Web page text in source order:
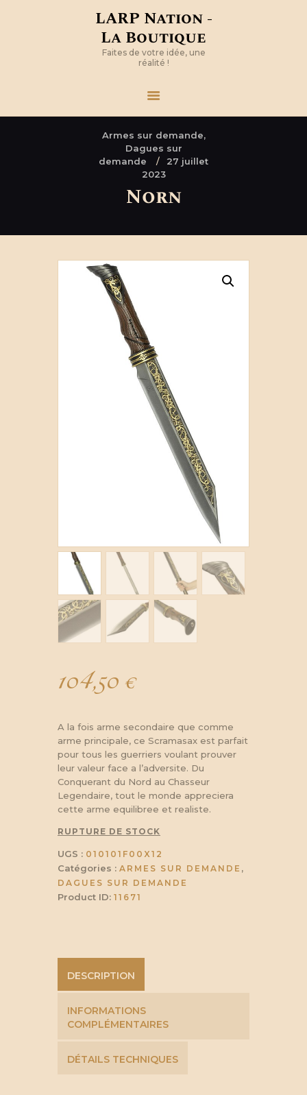
LARP Nation -
La Boutique
Faites de votre idée, une
réalité !
Armes sur demande,
Dagues sur
demande
27 juillet
2023
Norn
104,50€
A la fois arme secondaire que comme
arme principale, ce Scramasax est parfait
pour tous les guerriers voulant prouver
leur valeur face a l’adversite. Du
Conquerant du Nord au Chasseur
Legendaire, tout le monde appreciera
cette arme equilibree et realiste.
RUPTURE DE STOCK
UGS : 010101F00X12
Catégories : ARMES SUR DEMANDE ,
DAGUES SUR DEMANDE
Product ID: 11671
DESCRIPTION
INFORMATIONS
COMPLÉMENTAIRES
DÉTAILS TECHNIQUES